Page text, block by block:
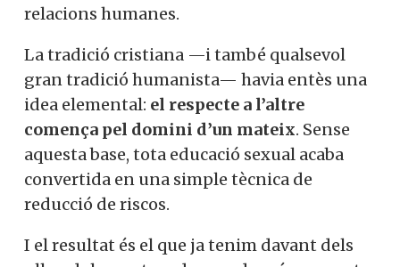
relacions humanes.
La tradició cristiana —i també qualsevol
gran tradició humanista— havia entès una
idea elemental: el respecte a l’altre
comença pel domini d’un mateix. Sense
aquesta base, tota educació sexual acaba
convertida en una simple tècnica de
reducció de riscos.
I el resultat és el que ja tenim davant dels